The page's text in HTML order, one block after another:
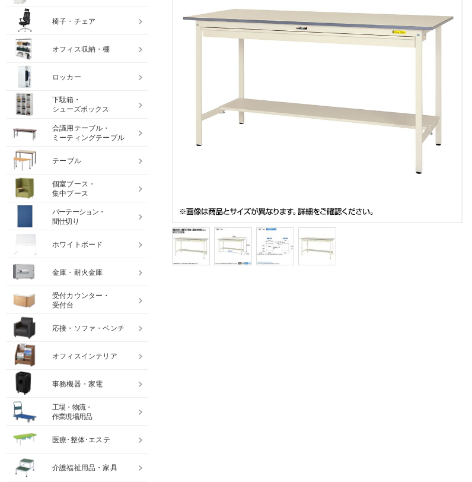
椅子・チェア
オフィス収納・棚
ロッカー
下駄箱・
シューズボックス
会議用テーブル・
ミーティングテーブル
テーブル
個室ブース・
集中ブース
パーテーション・
間仕切り
ホワイトボード
金庫・耐火金庫
受付カウンター・
受付台
応接・ソファ・ベンチ
オフィスインテリア
事務機器・家電
工場・物流・
作業現場用品
医療･整体･エステ
介護福祉用品・家具